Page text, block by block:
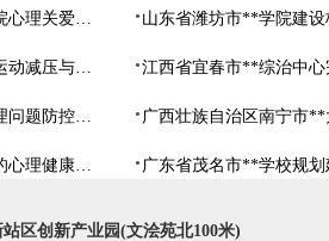
恭贺江苏省无锡市**福利院心理关爱中心建设项目由阳光心健代理商中标
身心调适运动系统详解，运动减压与心理调适全指南
关于进一步加强大学生心理问题防控，防控大学生心理危机
心理自助系统：随时可用的心理健康自助服务平台
区创新产业园(文浍苑北100米)